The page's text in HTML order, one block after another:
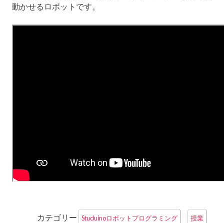
動かせるロボットです。
カテゴリー Studuinoロボットプログラミング 授業